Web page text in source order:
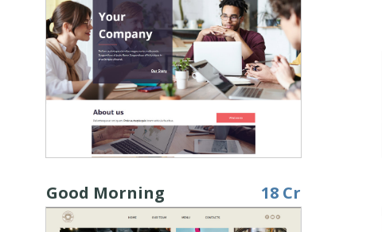
Good Morning 18 Cr